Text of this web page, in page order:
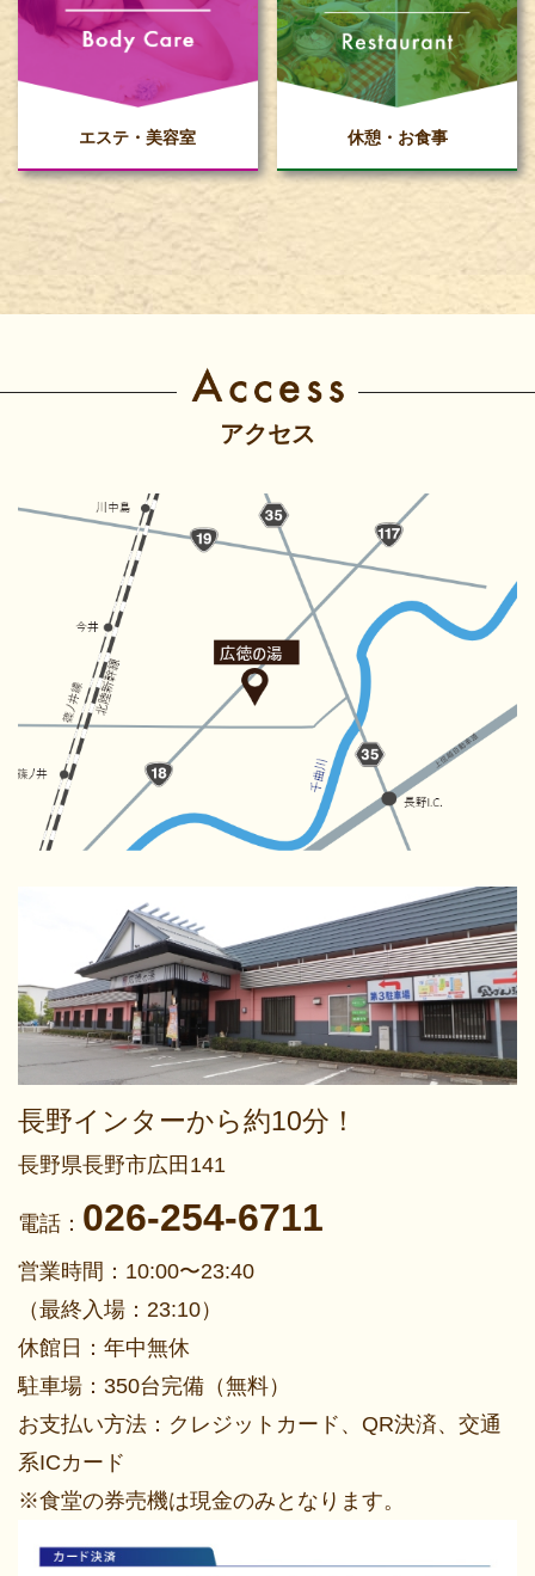
エステ・美容室 休憩・お食事
アクセス
長野インターから約10分！
長野県長野市広田141
電話： 026-254-6711
営業時間：10:00〜23:40
（最終入場：23:10）
休館日：年中無休
駐車場：350台完備（無料）
お支払い方法：クレジットカード、QR決済、交通
系ICカード
※食堂の券売機は現金のみとなります。